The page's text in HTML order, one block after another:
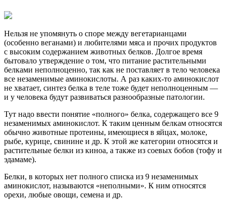
Нельзя не упомянуть о споре между вегетарианцами
(особенно веганами) и любителями мяса и прочих продуктов
с высоким содержанием животных белков. Долгое время
бытовало утверждение о том, что питание растительными
белками неполноценно, так как не поставляет в тело человека
все незаменимые аминокислоты. А раз каких-то аминокислот
не хватает, синтез белка в теле тоже будет неполноценным —
и у человека будут развиваться разнообразные патологии.
Тут надо ввести понятие «полного» белка, содержащего все 9
незаменимых аминокислот. К таким ценным белкам относятся
обычно животные протеины, имеющиеся в яйцах, молоке,
рыбе, курице, свинине и др. К этой же категории относятся и
растительные белки из киноа, а также из соевых бобов (тофу и
эдамаме).
Белки, в которых нет полного списка из 9 незаменимых
аминокислот, называются «неполными». К ним относятся
орехи, любые овощи, семена и др.